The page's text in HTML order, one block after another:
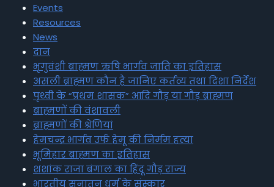
Events
Resources
News
दान
भृगुवंशी ब्राह्मण ऋषि भार्गव जाति का इतिहास
असली ब्राह्मण कौन है जानिए कर्तव्य तथा दिशा निर्देश
पृथ्वी के “प्रथम शासक” आदि गौड़ या गौड़ ब्राह्मण
ब्राह्मणों की वंशावली
ब्राह्मणों की श्रेणियां
हेमचन्द्र भार्गव उर्फ हेमू की निर्मम हत्या
भूमिहार ब्राह्मण का इतिहास
शशांक राजा बंगाल का हिंदू गौड़ राज्य
भारतीय सनातन धर्म के संस्कार